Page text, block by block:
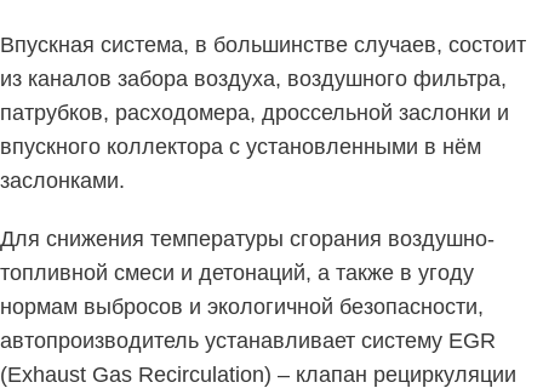
Впускная система, в большинстве случаев, состоит
из каналов забора воздуха, воздушного фильтра,
патрубков, расходомера, дроссельной заслонки и
впускного коллектора с установленными в нём
заслонками.
Для снижения температуры сгорания воздушно-
топливной смеси и детонаций, а также в угоду
нормам выбросов и экологичной безопасности,
автопроизводитель устанавливает систему EGR
(Exhaust Gas Recirculation) – клапан рециркуляции